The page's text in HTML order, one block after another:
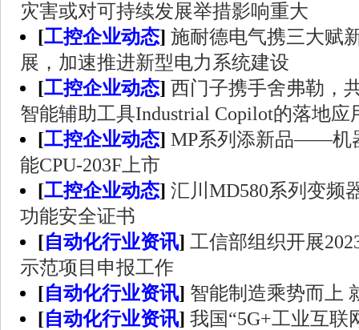
灾害或对可持续发展举措影响重大
[工控企业动态] 施耐德电气携三大赋
展，加速推进新型电力系统建设
[工控企业动态] 西门子携手舍弗勒，
智能辅助工具Industrial Copilot的落地应
[工控企业动态] MP系列添新品——机
能CPU-203F上市
[工控企业动态] 汇川MD580系列变频
功能安全证书
[自动化行业资讯] 工信部组织开展
示范项目申报工作
[自动化行业资讯] 智能制造乘势而上
[自动化行业资讯] 我国“5G+工业互联